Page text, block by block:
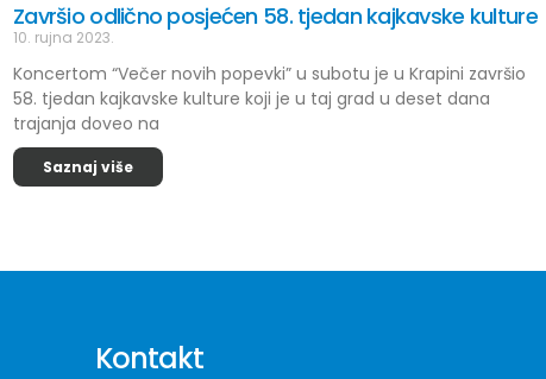
Završio odlično posjećen 58. tjedan kajkavske kulture
10. rujna 2023.
Koncertom “Večer novih popevki” u subotu je u Krapini završio
58. tjedan kajkavske kulture koji je u taj grad u deset dana
trajanja doveo na
Saznaj više
Kontakt